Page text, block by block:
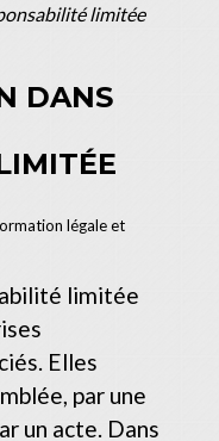
limitée
DANS
légale et
limitée
Elles
par une
un acte. Dans